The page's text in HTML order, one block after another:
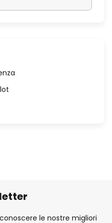
le nostre migliori